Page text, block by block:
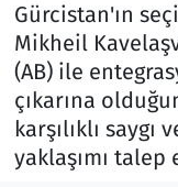
Gürcistan'ın
Mikheil
(AB) ile
çıkarına
karşılıklı saygı
yaklaşımı
Lezzet Durağı
Memur ve
Otomobil